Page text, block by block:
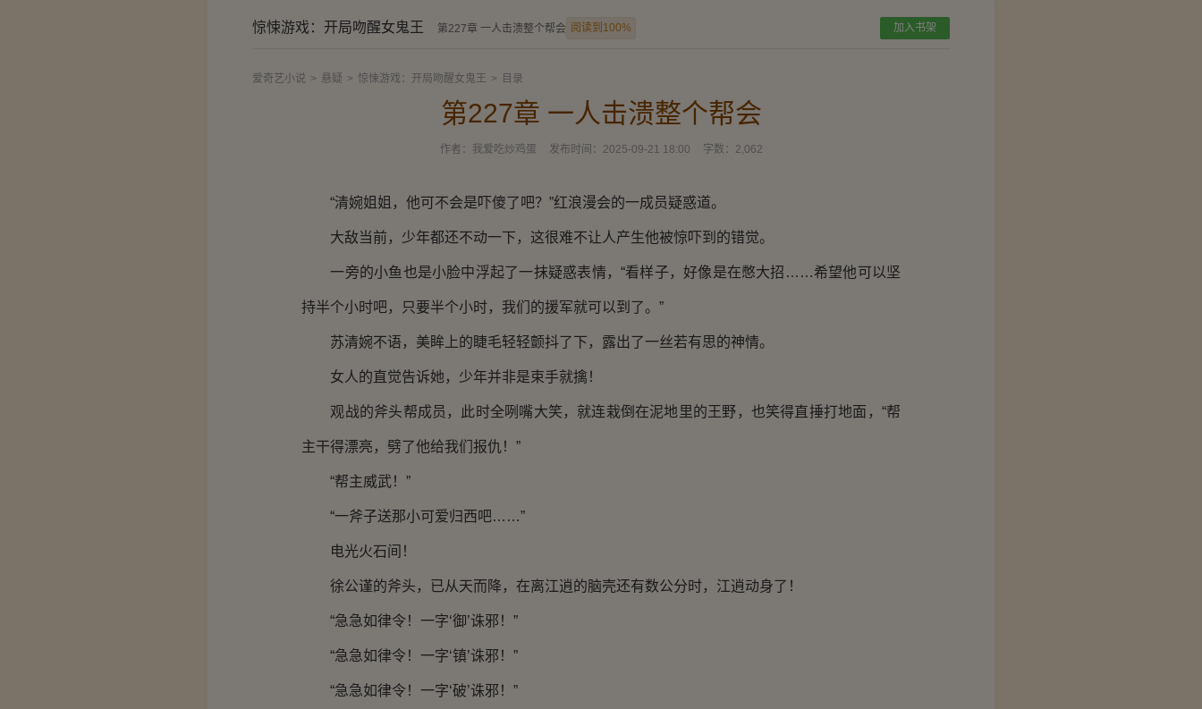
惊悚游戏：开局吻醒女鬼王 第227章 一人击溃整个帮会 阅读到100% 加入书架
爱奇艺小说 > 悬疑 > 惊悚游戏：开局吻醒女鬼王 > 目录
第227章 一人击溃整个帮会
作者： 我爱吃炒鸡蛋 发布时间： 2025-09-21 18:00 字数： 2,062
“清婉姐姐，他可不会是吓傻了吧？”红浪漫会的一成员疑惑道。
大敌当前，少年都还不动一下，这很难不让人产生他被惊吓到的错觉。
一旁的小鱼也是小脸中浮起了一抹疑惑表情，“看样子，好像是在憋大招……希望他可以坚
持半个小时吧，只要半个小时，我们的援军就可以到了。”
苏清婉不语，美眸上的睫毛轻轻颤抖了下，露出了一丝若有思的神情。
女人的直觉告诉她，少年并非是束手就擒！
观战的斧头帮成员，此时全咧嘴大笑，就连栽倒在泥地里的王野，也笑得直捶打地面，“帮
主干得漂亮，劈了他给我们报仇！”
“帮主威武！”
“一斧子送那小可爱归西吧……”
电光火石间！
徐公谨的斧头，已从天而降，在离江逍的脑壳还有数公分时，江逍动身了！
“急急如律令！一字‘御’诛邪！”
“急急如律令！一字‘镇’诛邪！”
“急急如律令！一字‘破’诛邪！”